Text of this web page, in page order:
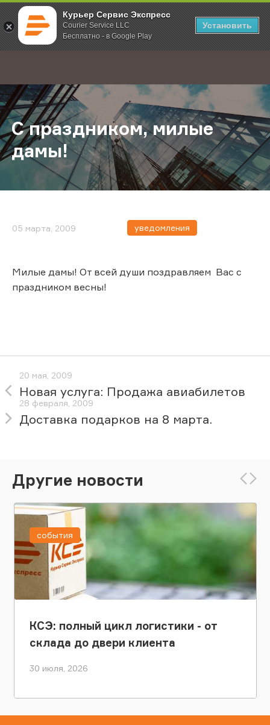
Курьер Сервис Экспресс
Courier Service LLC
Бесплатно - в Google Play
Установить
; Главная О компании Новости С праздником, милые дамы!
С праздником, милые
дамы!
05 марта, 2009 уведомления
Милые дамы! От всей души поздравляем Вас с
праздником весны!
20 мая, 2009
Новая услуга: Продажа авиабилетов
28 февраля, 2009
Доставка подарков на 8 марта.
Другие новости
КСЭ: полный цикл логистики - от
склада до двери клиента
30 июля, 2026
события